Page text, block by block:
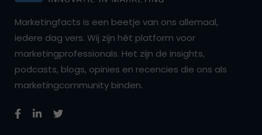
Marketingfacts is een beetje van ons allemaal,
iedere dag vers. Wij zijn hét platform voor
marketingprofessionals. Het zijn de insights,
podcasts, blogs, opinies en recencies die ons als
marketingcommunity binden.